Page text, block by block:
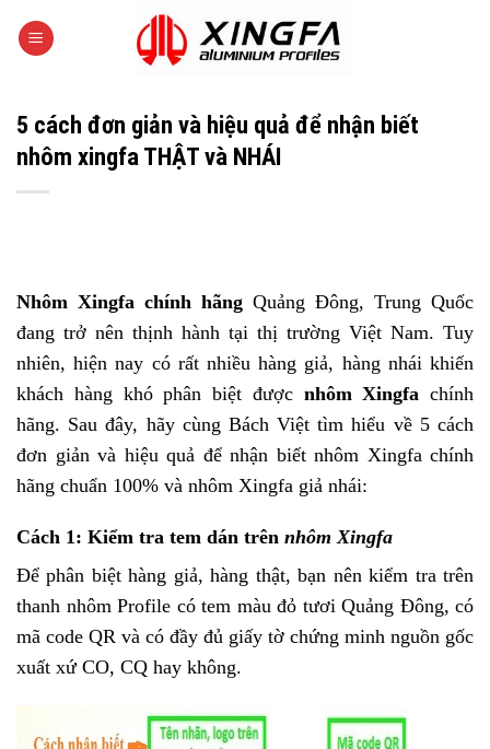
5 cách đơn giản và hiệu quả để nhận biết
nhôm xingfa THẬT và NHÁI
Nhôm Xingfa chính hãng Quảng Đông, Trung Quốc
đang trở nên thịnh hành tại thị trường Việt Nam. Tuy
nhiên, hiện nay có rất nhiều hàng giả, hàng nhái khiến
khách hàng khó phân biệt được nhôm Xingfa chính
hãng. Sau đây, hãy cùng Bách Việt tìm hiểu về 5 cách
đơn giản và hiệu quả để nhận biết nhôm Xingfa chính
hãng chuẩn 100% và nhôm Xingfa giả nhái:
Cách 1: Kiểm tra tem dán trên nhôm Xingfa
Để phân biệt hàng giả, hàng thật, bạn nên kiểm tra trên
thanh nhôm Profile có tem màu đỏ tươi Quảng Đông, có
mã code QR và có đầy đủ giấy tờ chứng minh nguồn gốc
xuất xứ CO, CQ hay không.